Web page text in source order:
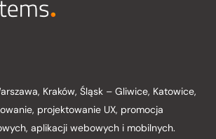
Kraków, Śląsk – Gliwice, Katowice,
projektowanie UX, promocja
aplikacji webowych i mobilnych.